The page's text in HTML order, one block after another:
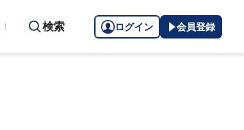
検索 ログイン 会員登録